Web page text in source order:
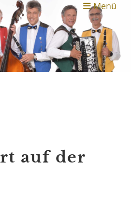
Menü
auf der